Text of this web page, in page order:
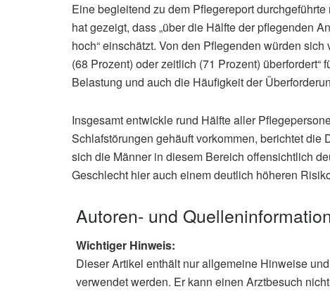
Eine begleitend zu dem Pflegereport
hat gezeigt, dass „über die Hälfte der pflegenden
hoch“ einschätzt. Von den Pflegenden würden
(68 Prozent) oder zeitlich (71 Prozent)
Belastung und auch die Häufigkeit der
Insgesamt entwickle rund Hälfte aller
Schlafstörungen gehäuft vorkommen, berichtet
sich die Männer in diesem Bereich offensichtlich
Geschlecht hier auch einem deutlich höheren
Autoren- und
Wichtiger Hinweis:
Dieser Artikel enthält nur allgemeine Hinweise
verwendet werden. Er kann einen Arztbesuch